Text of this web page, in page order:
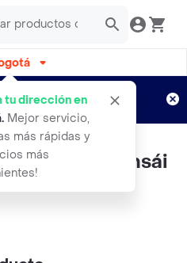
tu dirección en
. Mejor servicio,
más rápidas y
más
semanas
Aplican TyC
De Bonsái